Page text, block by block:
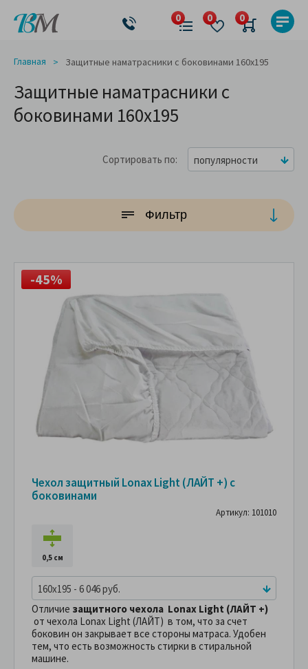
Главная Защитные наматрасники с боковинами 160x195
Защитные наматрасники с
боковинами 160x195
Сортировать по популярности
Фильтр
-45%
Чехол защитный Lonax Light (ЛАЙТ +) с
боковинами
Артикул: 101010
0,5 см
160x195 - 6 046 руб.
Отличие защитного чехола Lonax Light (ЛАЙТ +)
от чехола Lonax Light (ЛАЙТ) в том, что за счет
боковин он закрывает все стороны матраса. Удобен
тем, что есть возможность стирки в стиральной
машине.